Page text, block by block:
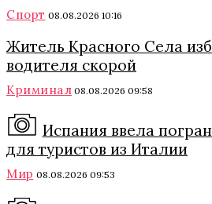
Спорт 08.08.2026 10:16
Житель Красного Села
водителя скорой
Криминал 08.08.2026 09:58
Испания ввела
для туристов из Италии
Мир 08.08.2026 09:53